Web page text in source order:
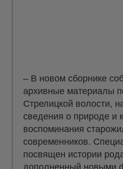
– В новом сборнике
архивные материалы
Стрелицкой волости,
сведения о природе и
воспоминания
современников.
посвящен истории